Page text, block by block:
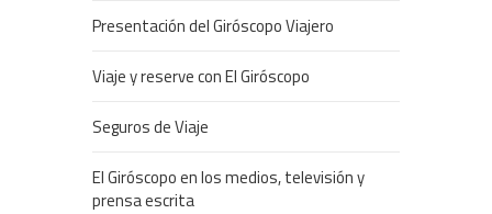
Presentación del Giróscopo Viajero
Viaje y reserve con El Giróscopo
Seguros de Viaje
El Giróscopo en los medios, televisión y
prensa escrita